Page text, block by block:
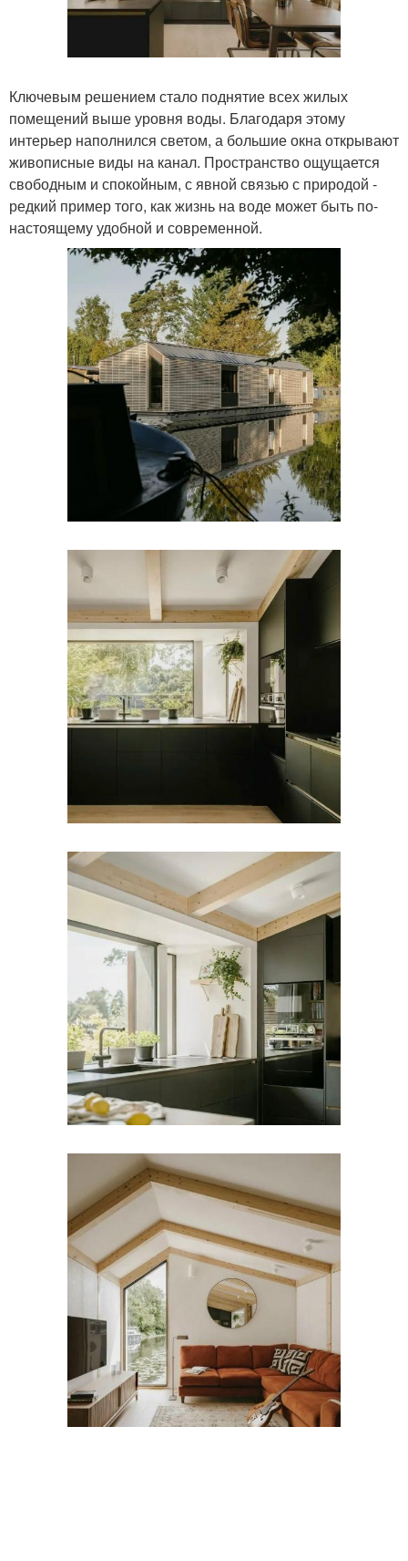
Ключевым решением стало поднятие всех жилых
помещений выше уровня воды. Благодаря этому
интерьер наполнился светом, а большие окна открывают
живописные виды на канал. Пространство ощущается
свободным и спокойным, с явной связью с природой -
редкий пример того, как жизнь на воде может быть по-
настоящему удобной и современной.